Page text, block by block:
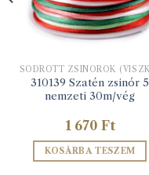
310139 Szatén zsinór 5
nemzeti 30m/vég
1 670 Ft
KOSÁRBA TESZEM